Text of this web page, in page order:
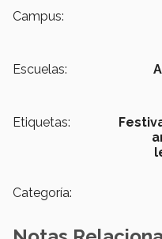
Campus:
Escuelas:
Etiquetas:
Categoría: